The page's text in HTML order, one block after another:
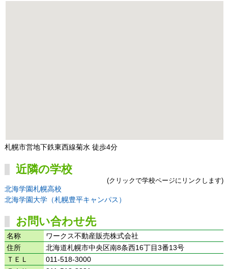
札幌市営地下鉄東西線菊水 徒歩4分
近隣の学校
(クリックで学校ページにリンクします)
北海学園札幌高校
北海学園大学（札幌豊平キャンパス）
お問い合わせ先
名称
ワークス不動産販売株式会社
住所
北海道札幌市中央区南8条西16丁目3番13号
ＴＥＬ
011-518-3000